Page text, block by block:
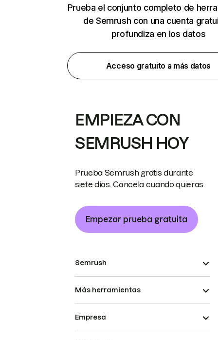
Prueba el conjunto completo de
de Semrush con una cuenta
profundiza en los datos
Acceso gratuito a más datos
EMPIEZA CON
SEMRUSH HOY
Prueba Semrush gratis durante
siete días. Cancela cuando quieras.
Empezar prueba gratuita
Semrush
Más herramientas
Empresa